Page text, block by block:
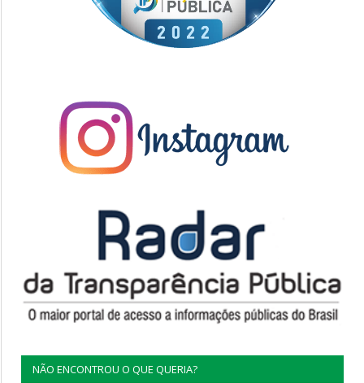
NÃO ENCONTROU O QUE QUERIA?